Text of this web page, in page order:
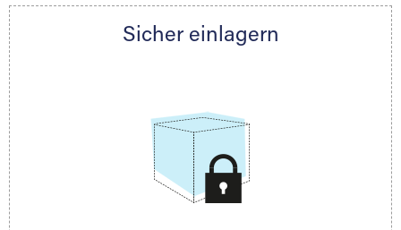
persönlich hinsichtlich Lagervolumen und zu
Sicher einlagern